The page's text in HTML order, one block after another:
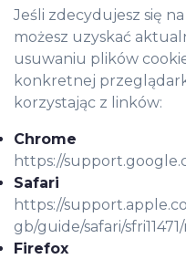
Jeśli zdecydujesz się
możesz uzyskać
usuwaniu plików
konkretnej
korzystając z linków:
Chrome
https://
Safari
https://
gb/guide/safari/
Firefox